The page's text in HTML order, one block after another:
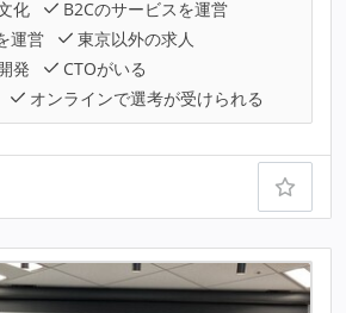
化
B2Cのサービスを運営
運営
東京以外の求人
発
CTOがいる
オンラインで選考が受けられる